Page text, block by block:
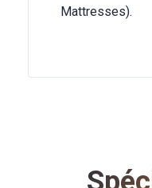
Mattresses).